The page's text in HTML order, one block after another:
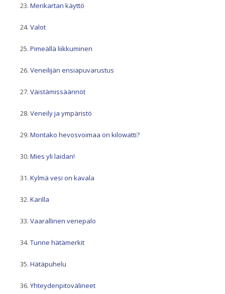
Merikartan käyttö
Valot
Pimeällä liikkuminen
Veneilijän ensiapuvarustus
Väistämissäännöt
Veneily ja ympäristö
Montako hevosvoimaa on kilowatti?
Mies yli laidan!
Kylmä vesi on kavala
Karilla
Vaarallinen venepalo
Tunne hätämerkit
Hätäpuhelu
Yhteydenpitovälineet